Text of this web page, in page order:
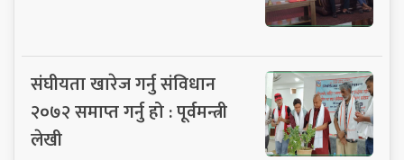
संघीयता खारेज गर्नु संविधान
२०७२ समाप्त गर्नु हो : पूर्वमन्त्री
लेखी